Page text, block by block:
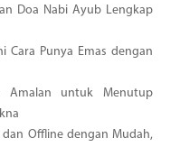
Doa Nabi Ayub Lengkap
Cara Punya Emas dengan
Amalan untuk Menutup
dan Offline dengan Mudah,